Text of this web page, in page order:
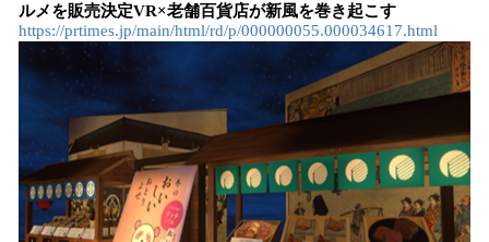
ルメを販売決定VR×老舗百貨店が新風を巻き起こす
https://prtimes.jp/main/html/rd/p/000000055.000034617.html